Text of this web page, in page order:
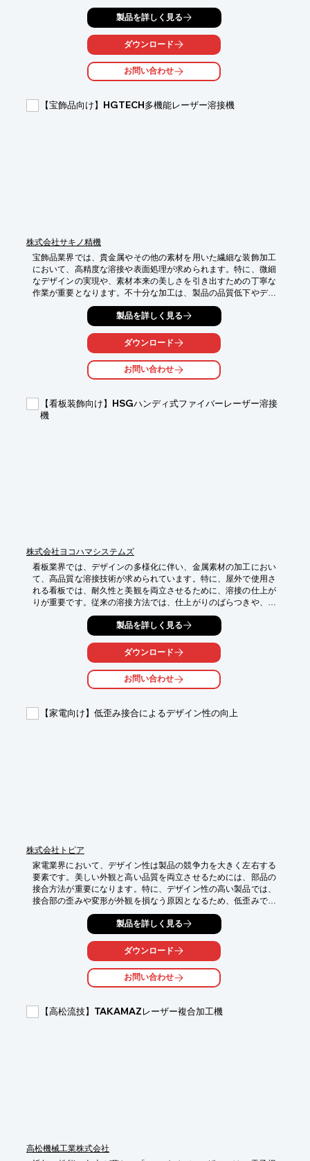
は、SSRの基礎知識から選定のポイントまでを分かりやすく解説
し、顧客分析を支えるためのSSR選定をサポートします。
【活用シーン】
*   高精度な温度管理
製品を詳しく見る
ダウンロード
お問い合わせ
【宝飾品向け】HGTECH多機能レーザー溶接機
株式会社サキノ精機
宝飾品業界では、貴金属やその他の素材を用いた繊細な装飾加工
において、高精度な溶接や表面処理が求められます。特に、微細
なデザインの実現や、素材本来の美しさを引き出すための丁寧な
作業が重要となります。不十分な加工は、製品の品質低下やデザ
インの損ないにつながる可能性があります。HGTECH多機能レー
ザー溶接機は、精密な金属溶接に加え、表面のサビ取りや洗浄に
も対応し、宝飾品の細やかな加工ニーズに応えます。
【活用シーン】
・貴金属の微細な溶接
・装飾パーツの接合
・古い装飾品の修復
【導入の効果】
製品を詳しく見る
ダウンロード
お問い合わせ
【看板装飾向け】HSGハンディ式ファイバーレーザー溶接
機
株式会社ヨコハマシステムズ
看板業界では、デザインの多様化に伴い、金属素材の加工におい
て、高品質な溶接技術が求められています。特に、屋外で使用さ
れる看板では、耐久性と美観を両立させるために、溶接の仕上が
りが重要です。従来の溶接方法では、仕上がりのばらつきや、作
業効率の悪さが課題となることがあります。HSGハンディ式ファ
イバーレーザー溶接機FMW-V2.0は、これらの課題を解決し、高
品質な看板製作を可能にします。
【活用シーン】
・金属看板の装飾溶接
・ステンレス看板の製作
・ネオンサインの固定
製品を詳しく見る
ダウンロード
お問い合わせ
【家電向け】低歪み接合によるデザイン性の向上
株式会社トピア
家電業界において、デザイン性は製品の競争力を大きく左右する
要素です。美しい外観と高い品質を両立させるためには、部品の
接合方法が重要になります。特に、デザイン性の高い製品では、
接合部の歪みや変形が外観を損なう原因となるため、低歪みで高
精度な接合技術が求められます。当社の各種電子溶接は、これら
の課題を解決し、製品のデザイン性を最大限に引き出すために貢
【活用シーン】
*   薄型テレビのフレーム接合
*   スマートフォン筐体の接合
【導入の効果】
製品を詳しく見る
ダウンロード
お問い合わせ
【高松流技】TAKAMAZレーザー複合加工機
高松機械工業株式会社